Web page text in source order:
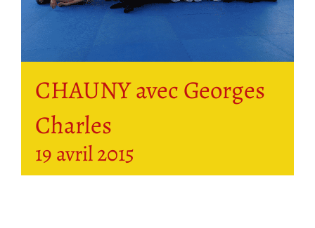
CHAUNY avec Georges
Charles
19 avril 2015